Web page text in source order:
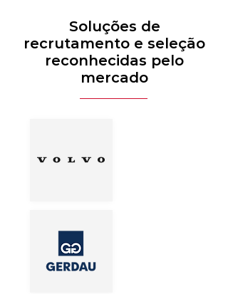
Soluções de
recrutamento e seleção
reconhecidas pelo
mercado